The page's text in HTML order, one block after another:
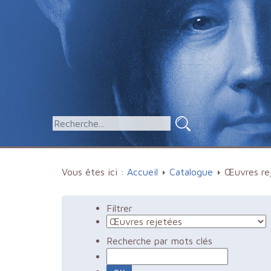
Vous êtes ici : Accueil Catalogue Œuvres
Filtrer
Recherche par mots clés